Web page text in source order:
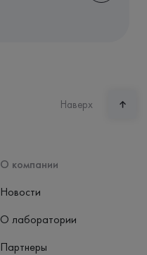
Наверх
О компании
Новости
О лаборатории
Партнеры